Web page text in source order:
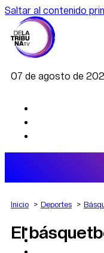
Saltar al contenido
07 de agosto de
AGRO
DEPORTES
Inicio Deportes
El